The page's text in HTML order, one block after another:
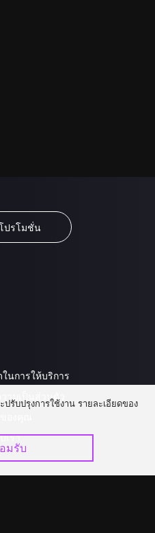
ปรโมชั่น
นการให้บริการ
ามเป็นส่วนตัว
เรา
ปรับปรุงการใช้งาน รายละเอียดของ
มรับ